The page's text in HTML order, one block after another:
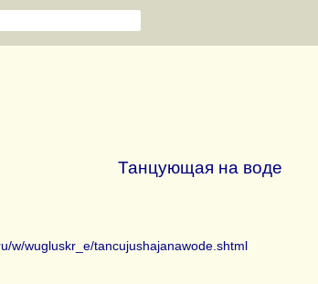
Танцующая на воде
w/wugluskr_e/tancujushajanawode.shtml